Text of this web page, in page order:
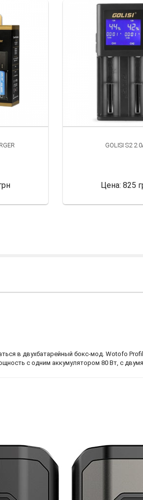
GOLISI S2
Цена: 825
в двухбатарейный бокс-мод. Wotofo
с одним аккумулятором 80 Вт, с